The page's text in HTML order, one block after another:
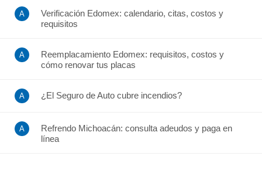
Verificación Edomex: calendario, citas, costos y
requisitos
Reemplacamiento Edomex: requisitos, costos y
cómo renovar tus placas
¿El Seguro de Auto cubre incendios?
Refrendo Michoacán: consulta adeudos y paga en
línea